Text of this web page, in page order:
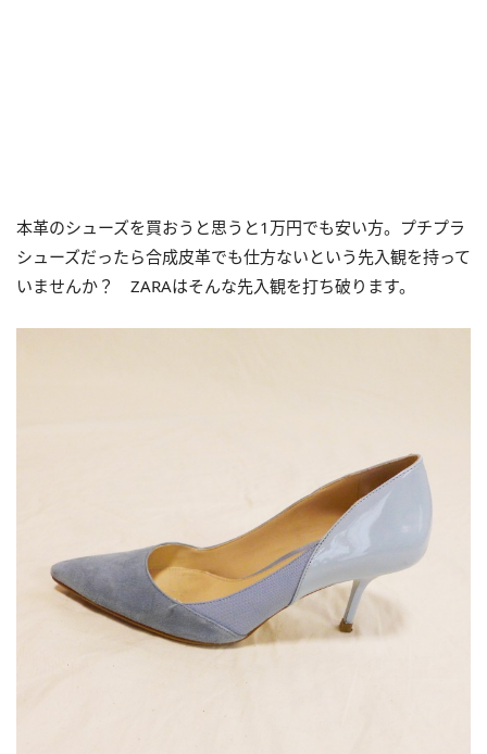
本革のシューズを買おうと思うと1万円でも安い方。プチプラ
シューズだったら合成皮革でも仕方ないという先入観を持って
いませんか？ ZARAはそんな先入観を打ち破ります。